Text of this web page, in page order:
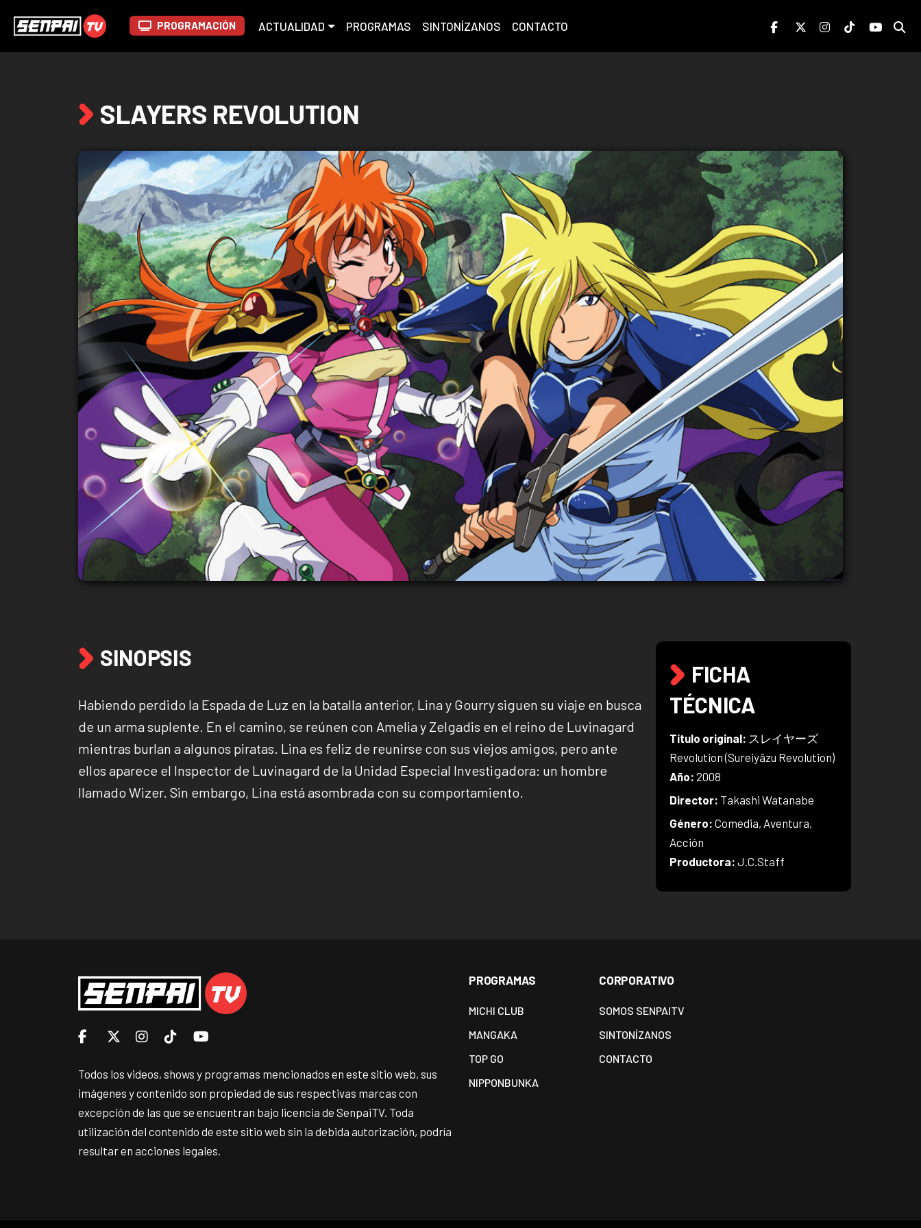
PROGRAMACIÓN ACTUALIDAD PROGRAMAS SINTONÍZANOS CONTACTO
SLAYERS REVOLUTION
SINOPSIS
Habiendo perdido la Espada de Luz en la batalla anterior, Lina y Gourry siguen su viaje en busca
de un arma suplente. En el camino, se reúnen con Amelia y Zelgadis en el reino de Luvinagard
mientras burlan a algunos piratas. Lina es feliz de reunirse con sus viejos amigos, pero ante
ellos aparece el Inspector de Luvinagard de la Unidad Especial Investigadora: un hombre
llamado Wizer. Sin embargo, Lina está asombrada con su comportamiento.
FICHA
TÉCNICA
Título original: スレイヤーズ
Revolution (Sureiyāzu Revolution)
Año: 2008
Director: Takashi Watanabe
Género: Comedia, Aventura,
Acción
Productora: J.C.Staff
Todos los videos, shows y programas mencionados en este sitio web, sus
imágenes y contenido son propiedad de sus respectivas marcas con
excepción de las que se encuentran bajo licencia de SenpaiTV. Toda
utilización del contenido de este sitio web sin la debida autorización, podría
resultar en acciones legales.
PROGRAMAS
MICHI CLUB
MANGAKA
TOP GO
NIPPONBUNKA
CORPORATIVO
SOMOS SENPAITV
SINTONÍZANOS
CONTACTO